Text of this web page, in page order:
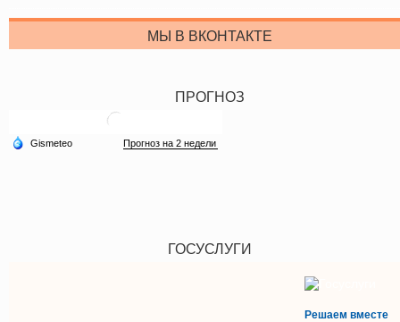
МЫ В ВКОНТАКТЕ
ПРОГНОЗ
ГОСУСЛУГИ
Решаем вместе